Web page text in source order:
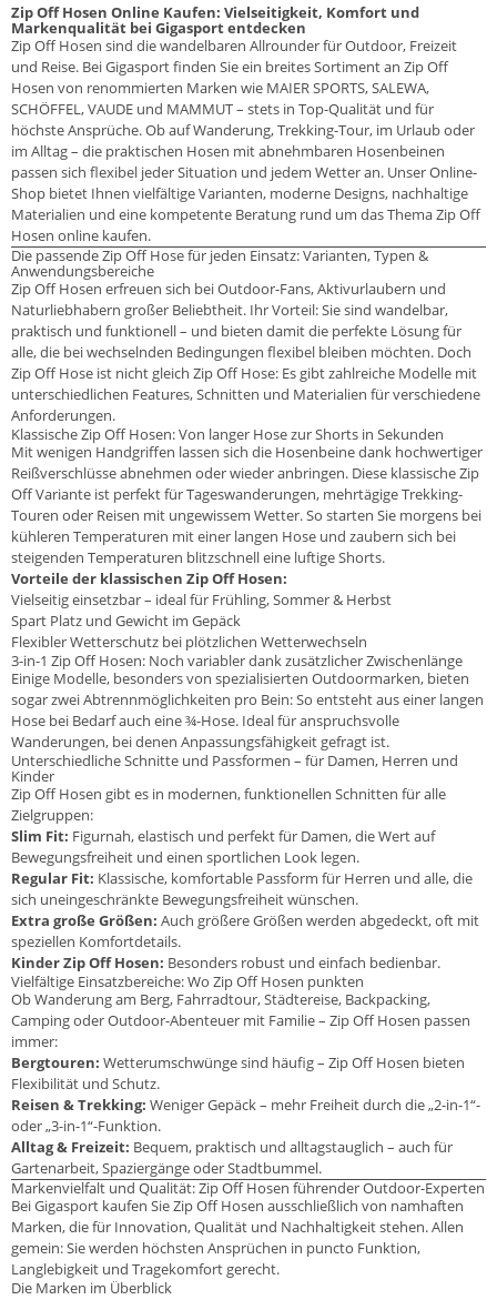
Zip Off Hosen Online Kaufen: Vielseitigkeit, Komfort und
Markenqualität bei Gigasport entdecken
Zip Off Hosen sind die wandelbaren Allrounder für Outdoor, Freizeit
und Reise. Bei Gigasport finden Sie ein breites Sortiment an Zip Off
Hosen von renommierten Marken wie MAIER SPORTS, SALEWA,
SCHÖFFEL, VAUDE und MAMMUT – stets in Top-Qualität und für
höchste Ansprüche. Ob auf Wanderung, Trekking-Tour, im Urlaub oder
im Alltag – die praktischen Hosen mit abnehmbaren Hosenbeinen
passen sich flexibel jeder Situation und jedem Wetter an. Unser Online-
Shop bietet Ihnen vielfältige Varianten, moderne Designs, nachhaltige
Materialien und eine kompetente Beratung rund um das Thema Zip Off
Hosen online kaufen.
Die passende Zip Off Hose für jeden Einsatz: Varianten, Typen &
Anwendungsbereiche
Zip Off Hosen erfreuen sich bei Outdoor-Fans, Aktivurlaubern und
Naturliebhabern großer Beliebtheit. Ihr Vorteil: Sie sind wandelbar,
praktisch und funktionell – und bieten damit die perfekte Lösung für
alle, die bei wechselnden Bedingungen flexibel bleiben möchten. Doch
Zip Off Hose ist nicht gleich Zip Off Hose: Es gibt zahlreiche Modelle mit
unterschiedlichen Features, Schnitten und Materialien für verschiedene
Anforderungen.
Klassische Zip Off Hosen: Von langer Hose zur Shorts in Sekunden
Mit wenigen Handgriffen lassen sich die Hosenbeine dank hochwertiger
Reißverschlüsse abnehmen oder wieder anbringen. Diese klassische Zip
Off Variante ist perfekt für Tageswanderungen, mehrtägige Trekking-
Touren oder Reisen mit ungewissem Wetter. So starten Sie morgens bei
kühleren Temperaturen mit einer langen Hose und zaubern sich bei
steigenden Temperaturen blitzschnell eine luftige Shorts.
Vorteile der klassischen Zip Off Hosen:
Vielseitig einsetzbar – ideal für Frühling, Sommer & Herbst
Spart Platz und Gewicht im Gepäck
Flexibler Wetterschutz bei plötzlichen Wetterwechseln
3-in-1 Zip Off Hosen: Noch variabler dank zusätzlicher Zwischenlänge
Einige Modelle, besonders von spezialisierten Outdoormarken, bieten
sogar zwei Abtrennmöglichkeiten pro Bein: So entsteht aus einer langen
Hose bei Bedarf auch eine ¾-Hose. Ideal für anspruchsvolle
Wanderungen, bei denen Anpassungsfähigkeit gefragt ist.
Unterschiedliche Schnitte und Passformen – für Damen, Herren und
Kinder
Zip Off Hosen gibt es in modernen, funktionellen Schnitten für alle
Zielgruppen:
Slim Fit: Figurnah, elastisch und perfekt für Damen, die Wert auf
Bewegungsfreiheit und einen sportlichen Look legen.
Regular Fit: Klassische, komfortable Passform für Herren und alle, die
sich uneingeschränkte Bewegungsfreiheit wünschen.
Extra große Größen: Auch größere Größen werden abgedeckt, oft mit
speziellen Komfortdetails.
Kinder Zip Off Hosen: Besonders robust und einfach bedienbar.
Vielfältige Einsatzbereiche: Wo Zip Off Hosen punkten
Ob Wanderung am Berg, Fahrradtour, Städtereise, Backpacking,
Camping oder Outdoor-Abenteuer mit Familie – Zip Off Hosen passen
immer:
Bergtouren: Wetterumschwünge sind häufig – Zip Off Hosen bieten
Flexibilität und Schutz.
Reisen & Trekking: Weniger Gepäck – mehr Freiheit durch die „2-in-1“-
oder „3-in-1“-Funktion.
Alltag & Freizeit: Bequem, praktisch und alltagstauglich – auch für
Gartenarbeit, Spaziergänge oder Stadtbummel.
Markenvielfalt und Qualität: Zip Off Hosen führender Outdoor-Experten
Bei Gigasport kaufen Sie Zip Off Hosen ausschließlich von namhaften
Marken, die für Innovation, Qualität und Nachhaltigkeit stehen. Allen
gemein: Sie werden höchsten Ansprüchen in puncto Funktion,
Langlebigkeit und Tragekomfort gerecht.
Die Marken im Überblick